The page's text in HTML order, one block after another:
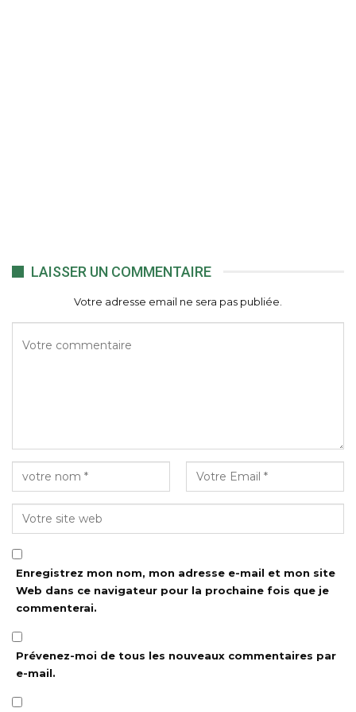
LAISSER UN COMMENTAIRE
Votre adresse email ne sera pas publiée.
Enregistrez mon nom, mon adresse e-mail et mon site
Web dans ce navigateur pour la prochaine fois que je
commenterai.
Prévenez-moi de tous les nouveaux commentaires par
e-mail.